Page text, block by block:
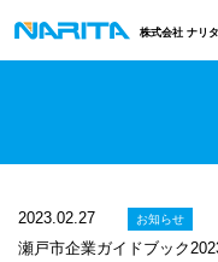
株式会社 ナリ
2023.02.27 お知らせ
瀬戸市企業ガイドブック